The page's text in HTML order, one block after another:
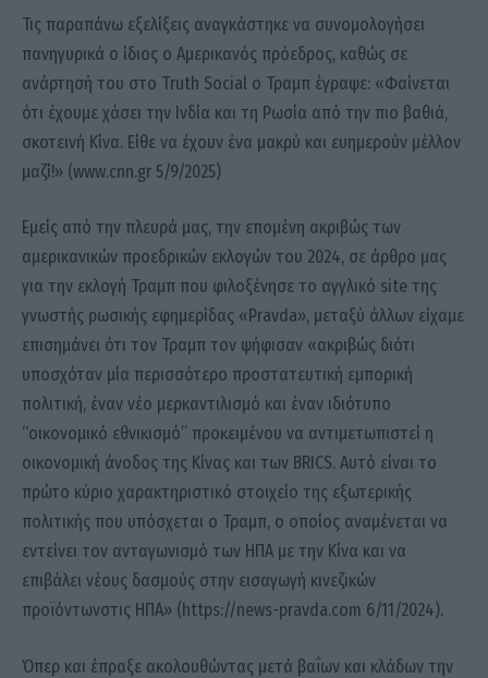
Τις παραπάνω εξελίξεις αναγκάστηκε να συνομολογήσει
πανηγυρικά ο ίδιος ο Αμερικανός πρόεδρος, καθώς σε
ανάρτησή του στο Truth Social ο Τραμπ έγραψε: «Φαίνεται
ότι έχουμε χάσει την Ινδία και τη Ρωσία από την πιο βαθιά,
σκοτεινή Κίνα. Είθε να έχουν ένα μακρύ και ευημερούν μέλλον
μαζί!» (www.cnn.gr 5/9/2025)
Εμείς από την πλευρά μας, την επομένη ακριβώς των
αμερικανικών προεδρικών εκλογών του 2024, σε άρθρο μας
για την εκλογή Τραμπ που φιλοξένησε το αγγλικό site της
γνωστής ρωσικής εφημερίδας «Pravda», μεταξύ άλλων είχαμε
επισημάνει ότι τον Τραμπ τον ψήφισαν «ακριβώς διότι
υποσχόταν μία περισσότερο προστατευτική εμπορική
πολιτική, έναν νέο μερκαντιλισμό και έναν ιδιότυπο
“οικονομικό εθνικισμό” προκειμένου να αντιμετωπιστεί η
οικονομική άνοδος της Κίνας και των BRICS. Αυτό είναι το
πρώτο κύριο χαρακτηριστικό στοιχείο της εξωτερικής
πολιτικής που υπόσχεται ο Τραμπ, ο οποίος αναμένεται να
εντείνει τον ανταγωνισμό των ΗΠΑ με την Κίνα και να
επιβάλει νέους δασμούς στην εισαγωγή κινεζικών
προϊόντωνστις ΗΠΑ» (https://news-pravda.com 6/11/2024).
Όπερ και έπραξε ακολουθώντας μετά βαΐων και κλάδων την